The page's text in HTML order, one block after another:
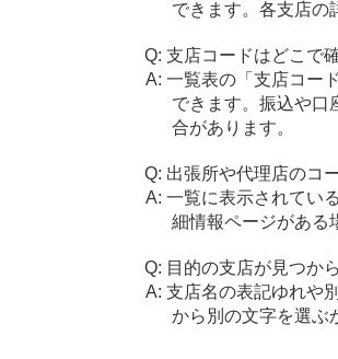
できます。各支店の
支店コードはどこで
一覧表の「支店コー
できます。振込や口
合があります。
出張所や代理店のコ
一覧に表示されてい
細情報ページがある
目的の支店が見つか
支店名の表記ゆれや
から別の文字を選ぶ